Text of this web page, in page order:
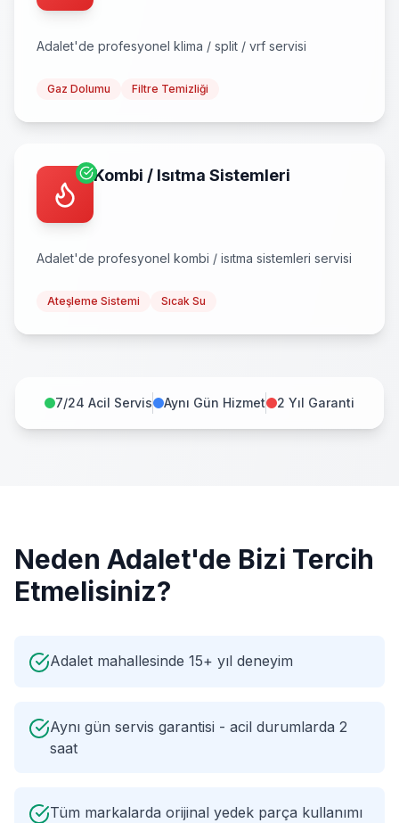
Adalet'de profesyonel klima / split / vrf servisi
Gaz Dolumu Filtre Temizliği
Kombi / Isıtma Sistemleri
Adalet'de profesyonel kombi / isıtma sistemleri servisi
Ateşleme Sistemi Sıcak Su
7/24 Acil Servis Aynı Gün Hizmet 2 Yıl Garanti
Neden Adalet'de Bizi Tercih
Etmelisiniz?
Adalet mahallesinde 15+ yıl deneyim
Aynı gün servis garantisi - acil durumlarda 2
saat
Tüm markalarda orijinal yedek parça kullanımı